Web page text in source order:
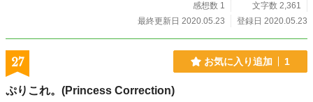
感想数 1
文字数 2,361
最終更新日 2020.05.23
登録日 2020.05.23
27 お気に入り追加 1
ぷりこれ。(Princess Correction)